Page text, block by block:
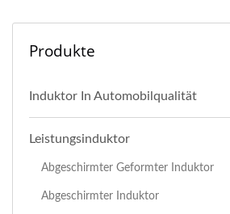
Produkte
Induktor In Automobilqualität
Leistungsinduktor
Abgeschirmter Geformter Induktor
Abgeschirmter Induktor